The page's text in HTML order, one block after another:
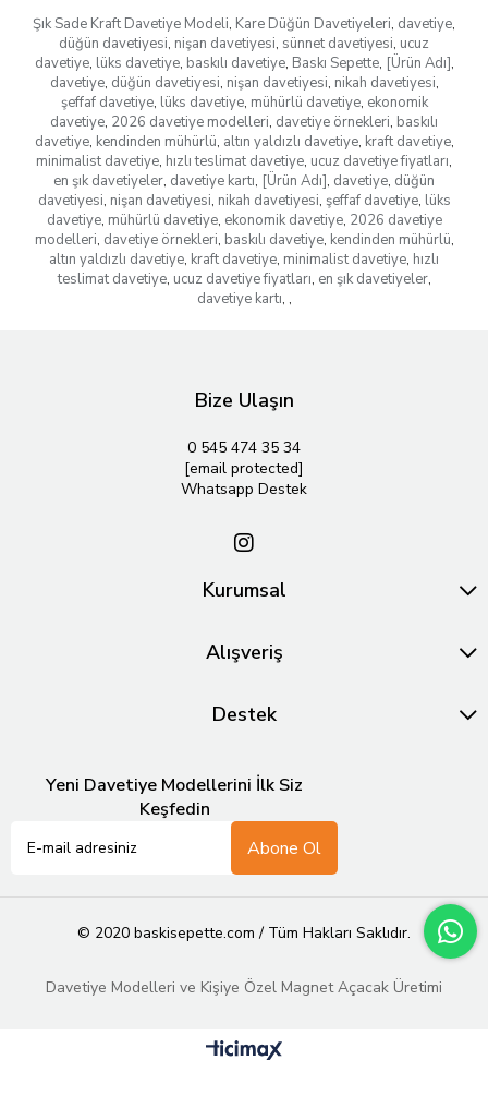
Şık Sade Kraft Davetiye Modeli, Kare Düğün Davetiyeleri, davetiye,
düğün davetiyesi, nişan davetiyesi, sünnet davetiyesi, ucuz
davetiye, lüks davetiye, baskılı davetiye, Baskı Sepette, [Ürün Adı],
davetiye, düğün davetiyesi, nişan davetiyesi, nikah davetiyesi,
şeffaf davetiye, lüks davetiye, mühürlü davetiye, ekonomik
davetiye, 2026 davetiye modelleri, davetiye örnekleri, baskılı
davetiye, kendinden mühürlü, altın yaldızlı davetiye, kraft davetiye,
minimalist davetiye, hızlı teslimat davetiye, ucuz davetiye fiyatları,
en şık davetiyeler, davetiye kartı, [Ürün Adı], davetiye, düğün
davetiyesi, nişan davetiyesi, nikah davetiyesi, şeffaf davetiye, lüks
davetiye, mühürlü davetiye, ekonomik davetiye, 2026 davetiye
modelleri, davetiye örnekleri, baskılı davetiye, kendinden mühürlü,
altın yaldızlı davetiye, kraft davetiye, minimalist davetiye, hızlı
teslimat davetiye, ucuz davetiye fiyatları, en şık davetiyeler,
davetiye kartı, ,
Bize Ulaşın
0 545 474 35 34
[email protected]
Whatsapp Destek
Kurumsal
Alışveriş
Destek
Yeni Davetiye Modellerini İlk Siz
Keşfedin
Abone Ol
© 2020 baskisepette.com / Tüm Hakları Saklıdır.
Davetiye Modelleri ve Kişiye Özel Magnet Açacak Üretimi